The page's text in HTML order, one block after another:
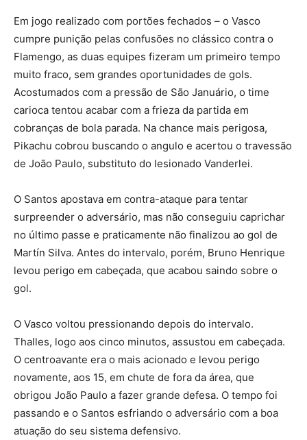
Em jogo realizado com portões fechados – o Vasco
cumpre punição pelas confusões no clássico contra o
Flamengo, as duas equipes fizeram um primeiro tempo
muito fraco, sem grandes oportunidades de gols.
Acostumados com a pressão de São Januário, o time
carioca tentou acabar com a frieza da partida em
cobranças de bola parada. Na chance mais perigosa,
Pikachu cobrou buscando o angulo e acertou o travessão
de João Paulo, substituto do lesionado Vanderlei.
O Santos apostava em contra-ataque para tentar
surpreender o adversário, mas não conseguiu caprichar
no último passe e praticamente não finalizou ao gol de
Martín Silva. Antes do intervalo, porém, Bruno Henrique
levou perigo em cabeçada, que acabou saindo sobre o
gol.
O Vasco voltou pressionando depois do intervalo.
Thalles, logo aos cinco minutos, assustou em cabeçada.
O centroavante era o mais acionado e levou perigo
novamente, aos 15, em chute de fora da área, que
obrigou João Paulo a fazer grande defesa. O tempo foi
passando e o Santos esfriando o adversário com a boa
atuação do seu sistema defensivo.